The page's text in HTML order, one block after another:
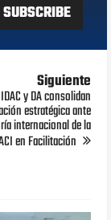
Siguiente
y DA consolidan
estratégica ante
internacional de la
en Facilitación